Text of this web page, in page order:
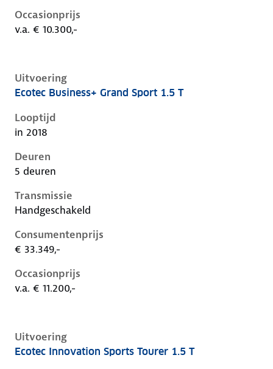
Occasionprijs
v.a. € 10.300,-
Uitvoering
Opel Insignia b, grand sport 1.5 t, 121 kW, Benzine, 5
Ecotec Business+ Grand Sport 1.5 T
Looptijd
in 2018
Deuren
5 deuren
Transmissie
Handgeschakeld
Consumentenprijs
€ 33.349,-
Occasionprijs
v.a. € 11.200,-
Uitvoering
Opel Insignia b, sports tourer 1.5 t, 121 kW, Benzine,
Ecotec Innovation Sports Tourer 1.5 T